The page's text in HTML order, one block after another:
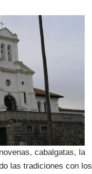
cabalgatas, la
las tradiciones con los